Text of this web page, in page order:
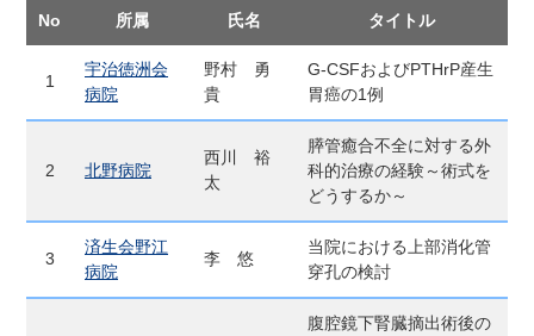
No
所属 氏名 タイトル
1
宇治徳洲会
病院
野村 勇
貴
G-CSFおよびPTHrP産生
胃癌の1例
2 北野病院
西川 裕
太
膵管癒合不全に対する外
科的治療の経験～術式を
どうするか～
3
済生会野江
病院
李 悠
当院における上部消化管
穿孔の検討
腹腔鏡下腎臓摘出術後の